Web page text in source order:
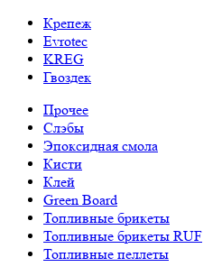
Крепеж
Evrotec
KREG
Гвоздек
Прочее
Слэбы
Эпоксидная смола
Кисти
Клей
Green Board
Топливные брикеты
Топливные брикеты RUF
Топливные пеллеты